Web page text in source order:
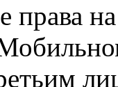
права